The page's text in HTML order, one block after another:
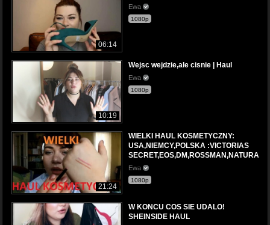
06:14
Ewa
1080p
10:19
Wejsc wejdzie,ale cisnie | Haul
Ewa
1080p
21:24
WIELKI HAUL KOSMETYCZNY:
USA,NIEMCY,POLSKA :VICTORIAS
SECRET,EOS,DM,ROSSMAN,NATURA
Ewa
1080p
W KONCU COS SIE UDALO!
SHEINSIDE HAUL